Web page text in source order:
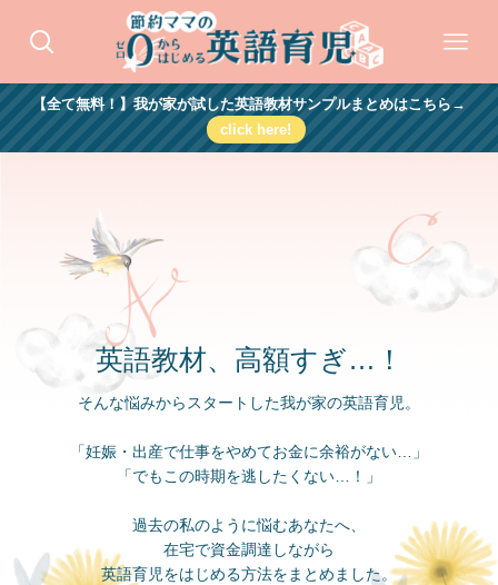
【全て無料！】我が家が試した英語教材サンプルまとめはこちら→
click here!
英語教材、高額すぎ…！
そんな悩みからスタートした我が家の英語育児。
「妊娠・出産で仕事をやめてお金に余裕がない…」
「でもこの時期を逃したくない…！」
過去の私のように悩むあなたへ、
在宅で資金調達しながら
英語育児をはじめる方法をまとめました。